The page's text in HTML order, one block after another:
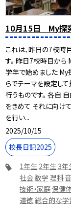
10月15日 My探
これは、昨日の7校時
す。 昨日7校時目から
学年で始めました My
らでテーマを設定し
行うものです。 各自
をきめて それに向け
を行い...
2025/10/15
校長日記2025
1年生 2年生 3年
社会数学 理科
技術・家庭保健
道徳 総合的な学